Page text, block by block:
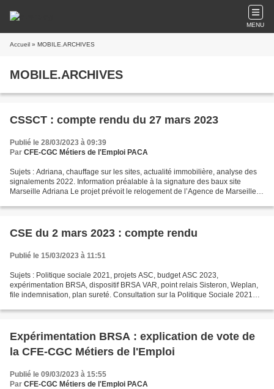
MENU
Accueil » MOBILE.ARCHIVES
MOBILE.ARCHIVES
CSSCT : compte rendu du 27 mars 2023
Publié le 28/03/2023 à 09:39
Par CFE-CGC Métiers de l'Emploi PACA
Sujets : Adriana, chauffage sur les sites, actualité immobilière, analyse des
signalements 2022. Information préalable à la signature des baux site
Marseille Adriana Le projet prévoit le relogement de l’Agence de Marseille
CSE du 2 mars 2023 : compte rendu
Publié le 15/03/2023 à 11:51
Sujets : Politique sociale 2021, projets ASC, budget ASC 2023,
expérimentation BRSA, dispositif BRSA VAR, point relais Sisteron, Weplan,
file indemnisation, plan sureté. Consultation sur la Politique Sociale 2021
Expérimentation BRSA : explication de vote de
la CFE-CGC Métiers de l'Emploi
Publié le 09/03/2023 à 15:55
Par CFE-CGC Métiers de l'Emploi PACA